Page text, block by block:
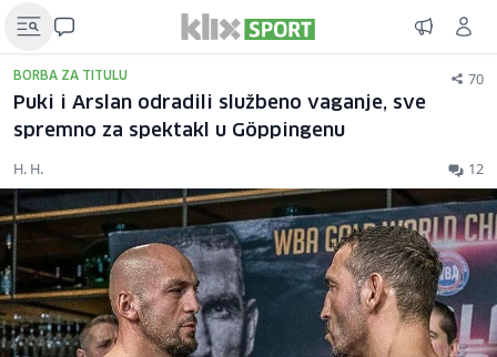
BORBA ZA TITULU 70
Puki i Arslan odradili službeno vaganje, sve
spremno za spektakl u Göppingenu
H. H. 12